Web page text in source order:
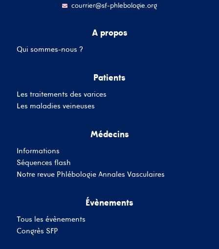
courrier@sf-phlebologie.org
A propos
Qui sommes-nous ?
Patients
Les traitements des varices
Les maladies veineuses
Médecins
Informations
Séquences flash
Notre revue Phlébologie Annales Vasculaires
Évènements
Tous les évènements
Congrès SFP
adresse mail
Se souvenir de moi
SE CONNECTER
Inscrivez-Vous